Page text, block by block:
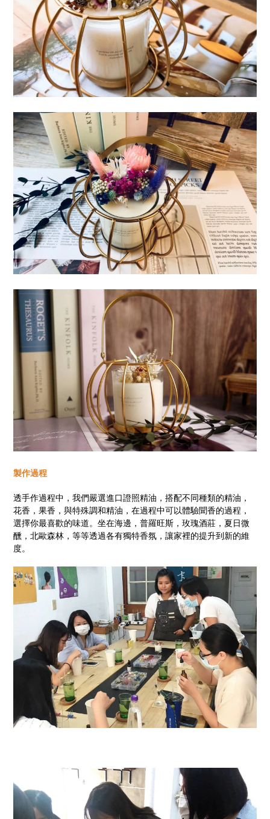
製作過程
透手作過程中，我們嚴選進口證照精油，搭配不同種類的精油，
花香，果香，與特殊調和精油，在過程中可以體驗聞香的過程，
選擇你最喜歡的味道。坐在海邊，普羅旺斯，玫瑰酒莊，夏日微
醺，北歐森林，等等透過各有獨特香氛，讓家裡的提升到新的維
度。